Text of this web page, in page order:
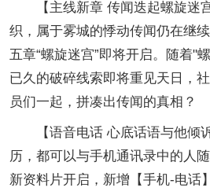
【主线新章 传闻迭起螺旋迷
织，属于雾城的悸动传闻仍在继
五章“螺旋迷宫”即将开启。随着"
已久的破碎线索即将重见天日，
员们一起，拼凑出传闻的真相？
【语音电话 心底话语与他倾
历，都可以与手机通讯录中的人
新资料片开启，新增【手机-电话